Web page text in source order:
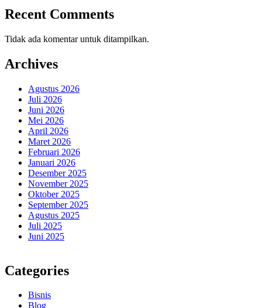
Recent Comments
Tidak ada komentar untuk ditampilkan.
Archives
Agustus 2026
Juli 2026
Juni 2026
Mei 2026
April 2026
Maret 2026
Februari 2026
Januari 2026
Desember 2025
November 2025
Oktober 2025
September 2025
Agustus 2025
Juli 2025
Juni 2025
Categories
Bisnis
Blog